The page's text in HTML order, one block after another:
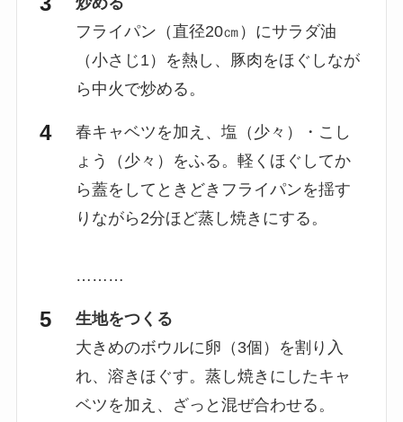
フライパン（直径20㎝）にサラダ油
（小さじ1）を熱し、豚肉をほぐしなが
ら中火で炒める。
春キャベツを加え、塩（少々）・こし
ょう（少々）をふる。軽くほぐしてか
ら蓋をしてときどきフライパンを揺す
りながら2分ほど蒸し焼きにする。
………
生地をつくる
大きめのボウルに卵（3個）を割り入
れ、溶きほぐす。蒸し焼きにしたキャ
ベツを加え、ざっと混ぜ合わせる。